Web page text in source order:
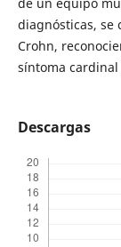
diagnósticas, se
Crohn,
síntoma cardinal
Descargas